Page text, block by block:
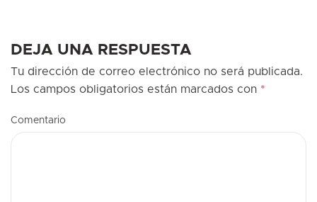
DEJA UNA RESPUESTA
Tu dirección de correo electrónico no será publicada.
Los campos obligatorios están marcados con *
Comentario